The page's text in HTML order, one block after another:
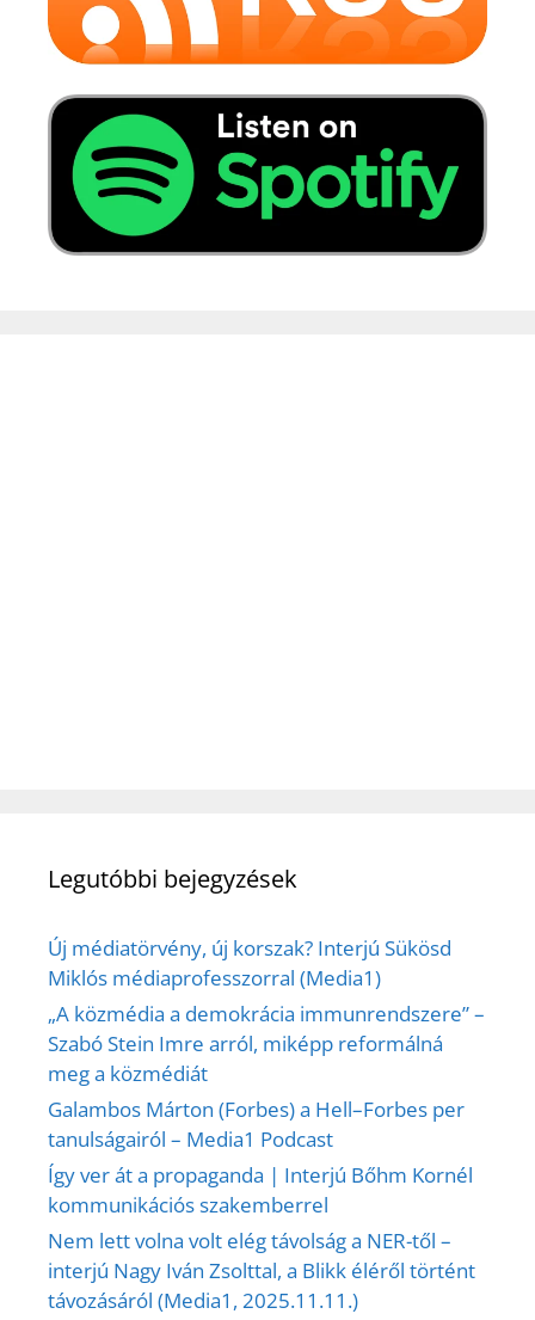
Legutóbbi bejegyzések
Új médiatörvény, új korszak? Interjú Sükösd
Miklós médiaprofesszorral (Media1)
„A közmédia a demokrácia immunrendszere” –
Szabó Stein Imre arról, miképp reformálná
meg a közmédiát
Galambos Márton (Forbes) a Hell–Forbes per
tanulságairól – Media1 Podcast
Így ver át a propaganda | Interjú Bőhm Kornél
kommunikációs szakemberrel
Nem lett volna volt elég távolság a NER-től –
interjú Nagy Iván Zsolttal, a Blikk éléről történt
távozásáról (Media1, 2025.11.11.)